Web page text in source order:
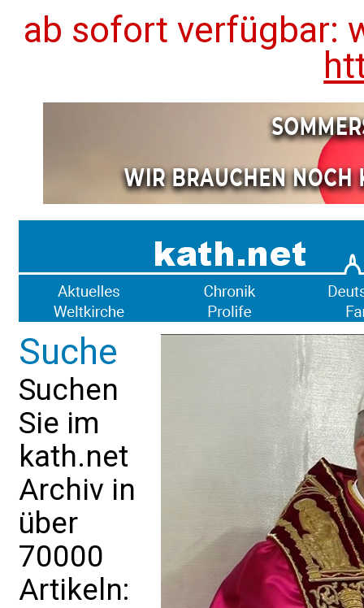
ab sofort verfügbar:
Suche
Suchen
Sie im
kath.net
Archiv in
über
70000
Artikeln: